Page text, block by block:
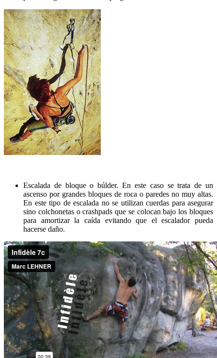
Escalada de bloque o búlder. En este caso se trata de un
ascenso por grandes bloques de roca o paredes no muy altas.
En este tipo de escalada no se utilizan cuerdas para asegurar
sino colchonetas o crashpads que se colocan bajo los bloques
para amortizar la caída evitando que el escalador pueda
hacerse daño.